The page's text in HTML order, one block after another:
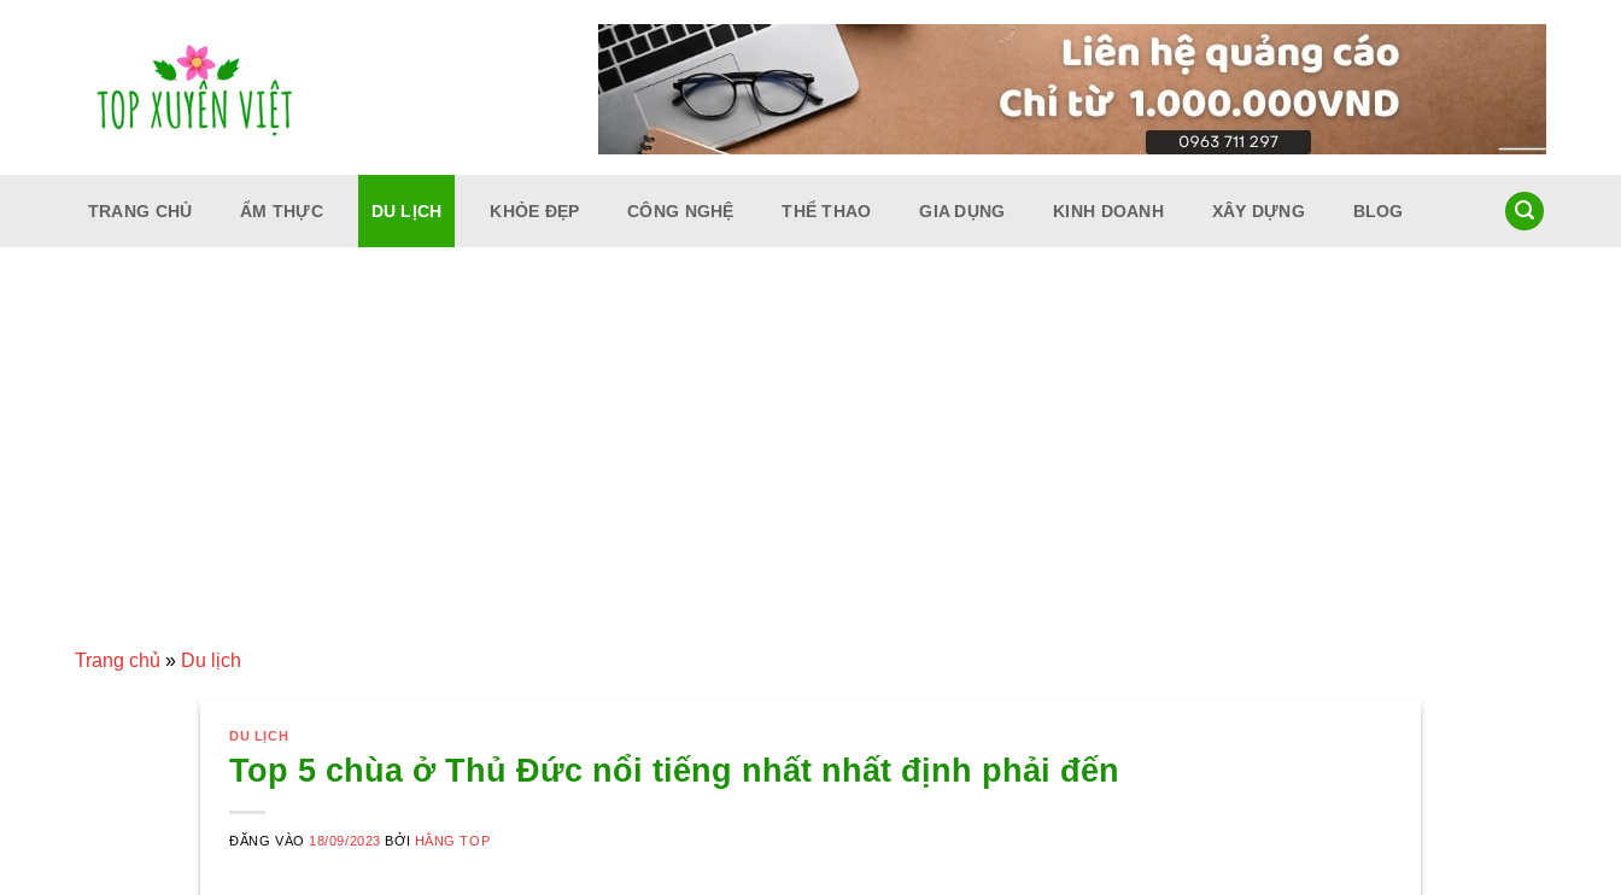
TRANG CHỦ ẨM THỰC DU LỊCH KHỎE ĐẸP CÔNG NGHỆ THỂ THAO GIA DỤNG KINH DOANH XÂY DỰNG BLOG
Trang chủ » Du lịch
DU LỊCH
Top 5 chùa ở Thủ Đức nổi tiếng nhất nhất định phải đến
ĐĂNG VÀO 18/09/2023 BỞI HẰNG TOP